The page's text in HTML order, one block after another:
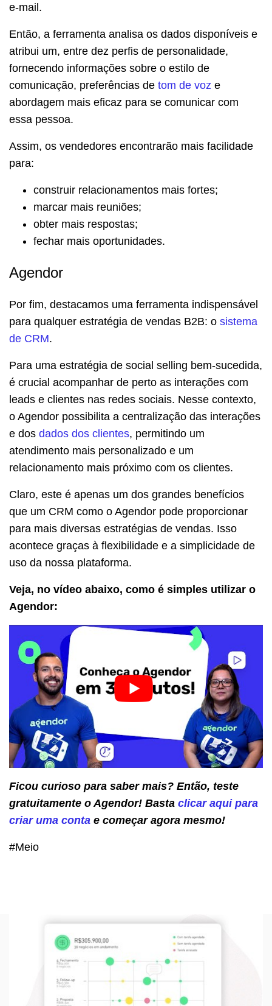
e-mail.
Então, a ferramenta analisa os dados disponíveis e
atribui um, entre dez perfis de personalidade,
fornecendo informações sobre o estilo de
comunicação, preferências de tom de voz e
abordagem mais eficaz para se comunicar com
essa pessoa.
Assim, os vendedores encontrarão mais facilidade
para:
construir relacionamentos mais fortes;
marcar mais reuniões;
obter mais respostas;
fechar mais oportunidades.
Agendor
Por fim, destacamos uma ferramenta indispensável
para qualquer estratégia de vendas B2B: o sistema
de CRM.
Para uma estratégia de social selling bem-sucedida,
é crucial acompanhar de perto as interações com
leads e clientes nas redes sociais. Nesse contexto,
o Agendor possibilita a centralização das interações
e dos dados dos clientes, permitindo um
atendimento mais personalizado e um
relacionamento mais próximo com os clientes.
Claro, este é apenas um dos grandes benefícios
que um CRM como o Agendor pode proporcionar
para mais diversas estratégias de vendas. Isso
acontece graças à flexibilidade e a simplicidade de
uso da nossa plataforma.
Veja, no vídeo abaixo, como é simples utilizar o
Agendor:
Ficou curioso para saber mais? Então, teste
gratuitamente o Agendor! Basta clicar aqui para
criar uma conta e começar agora mesmo!
#Meio